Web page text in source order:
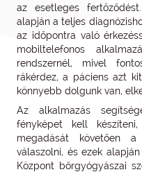
az esetleges
alapján a teljes
az időpontra való
mobiltelefonos
rendszernél, mivel
rákérdez, a páciens azt
könnyebb dolgunk van,
Az alkalmazás
fényképet kell
megadását követően
válaszolni, és ezek
Központ bőrgyógyászai